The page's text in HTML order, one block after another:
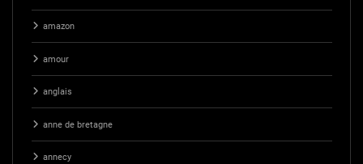
amazon
amour
anglais
anne de bretagne
annecy